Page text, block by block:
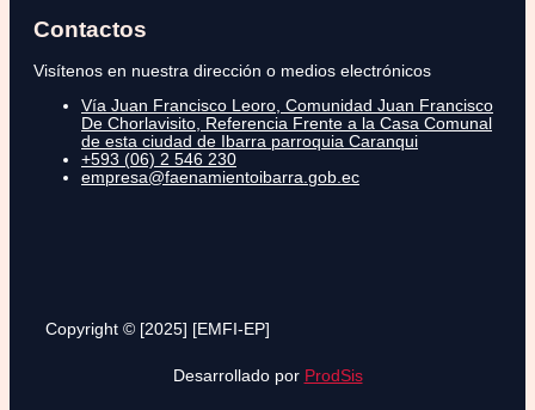
Contactos
Visítenos en nuestra dirección o medios electrónicos
Vía Juan Francisco Leoro, Comunidad Juan Francisco
De Chorlavisito, Referencia Frente a la Casa Comunal
de esta ciudad de Ibarra parroquia Caranqui
+593 (06) 2 546 230
empresa@faenamientoibarra.gob.ec
Copyright © [2025] [EMFI-EP]
Desarrollado por ProdSis